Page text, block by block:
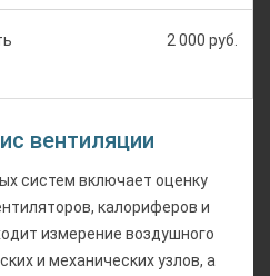
2 000 руб.
вентиляции
систем включает оценку
калориферов и
измерение воздушного
и механических узлов, а